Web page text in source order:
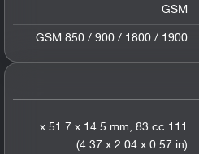
GSM
GSM 850 / 900 / 1800 / 1900
111 x 51.7 x 14.5 mm
, 83 cc
(4.37 x 2.04 x 0.57 in)